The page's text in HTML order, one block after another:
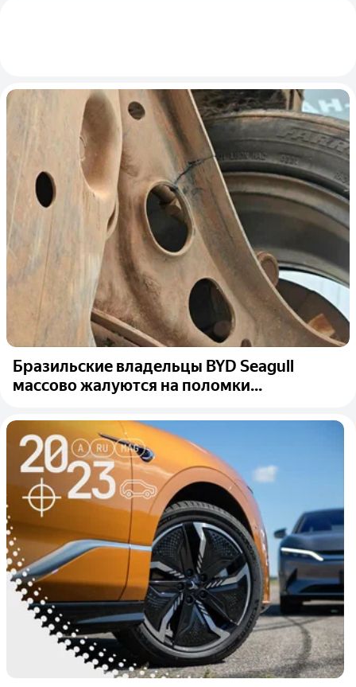
Бразильские владельцы BYD Seagull
массово жалуются на поломки...